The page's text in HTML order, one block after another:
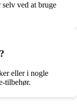
selv ved at bruge
eller i nogle
tilbehør.